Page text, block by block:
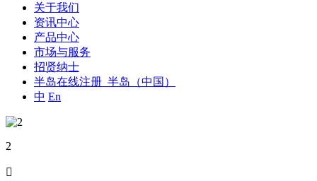
关于我们
资讯中心
产品中心
市场与服务
招贤纳士
半岛在线注册_半岛（中国）
中 En
2
